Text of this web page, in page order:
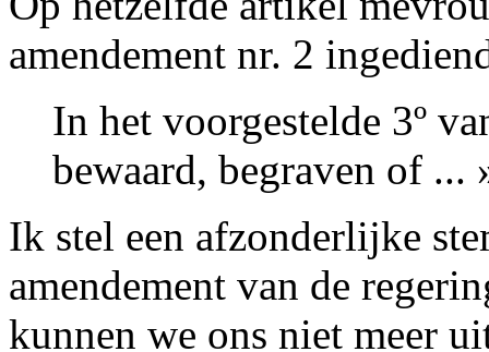
amendement nr. 2
In het voorgestelde 3º
bewaard, begraven of ...
Ik stel een afzonderlijke
amendement van de
kunnen we ons niet meer